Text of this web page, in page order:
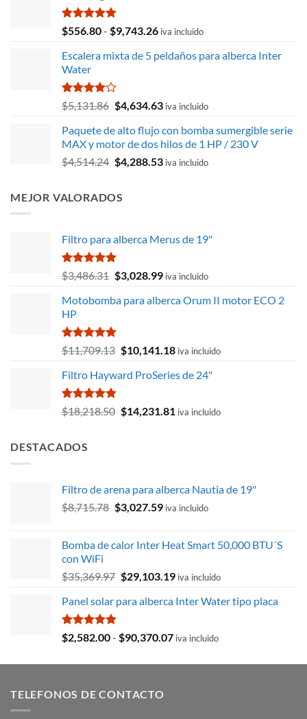
Valorado
con
de 5
$556.80- $9,743.26Rango
precios:
hasta
iva incluido
Escalera mixta de 5 peldaños para alberca Inter
Water
Valorado
con
de 5
$5,131.86 El
original
era:
$5,131.86.
$4,634.63El
actual
es:
$4,634.63.
iva incluido
Paquete de alto flujo con bomba sumergible serie
MAX y motor de dos hilos de 1 HP / 230 V
$4,514.24 El
era:
$4,288.53Eliva incluido
MEJOR VALORADOS
Filtro para alberca Merus de 19"
Valorado
con
de 5
$3,486.31 El
original
$3,486.31.
$3,028.99El
actual
iva incluido
Motobomba para alberca Orum II motor ECO 2
HP
Valorado
con
de 5
$11,709.13 El
original
$11,709.13.
$10,141.18El
actual
$10,141.18.
iva incluido
Filtro Hayward ProSeries de 24"
Valorado
con
$18,218.50 El
$14,231.81 El
iva incluido
DESTACADOS
Filtro de arena para alberca Nautia de 19"
$8,715.78 El
era:
$3,027.59El
es:
iva incluido
Bomba de calor Inter Heat Smart 50,000 BTU´S
con WiFi
$35,369.97 El
original
$35,369.97.
$29,103.19El
actual
$29,103.19.
iva incluido
Panel solar para alberca Inter Water tipo placa
Valorado
con
$2,582.00- $90,370.07Rango
precios:
iva incluido
TELEFONOS DE CONTACTO